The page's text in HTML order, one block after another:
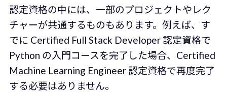
認定資格の中には、一部のプロジェクトやレク
チャーが共通するものもあります。例えば、す
でに Certified Full Stack Developer 認定資格で
Python の入門コースを完了した場合、Certified
Machine Learning Engineer 認定資格で再度完了
する必要はありません。